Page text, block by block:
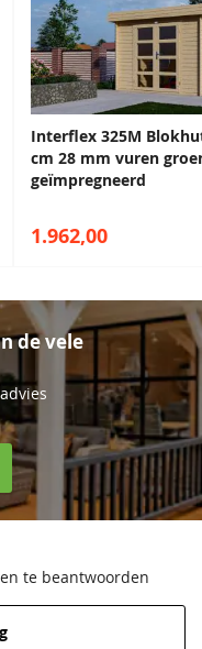
Interflex 325M
cm 28 mm vuren
geïmpregneerd
1.962,00
de vele
te beantwoorden